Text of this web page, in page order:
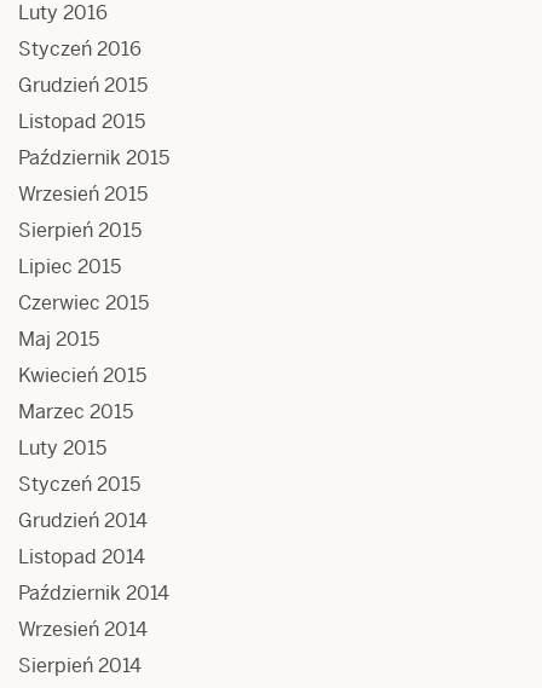
Luty 2016
Styczeń 2016
Grudzień 2015
Listopad 2015
Październik 2015
Wrzesień 2015
Sierpień 2015
Lipiec 2015
Czerwiec 2015
Maj 2015
Kwiecień 2015
Marzec 2015
Luty 2015
Styczeń 2015
Grudzień 2014
Listopad 2014
Październik 2014
Wrzesień 2014
Sierpień 2014